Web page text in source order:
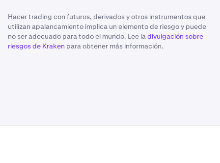
Hacer trading con futuros, derivados y otros instrumentos que
utilizan apalancamiento implica un elemento de riesgo y puede
no ser adecuado para todo el mundo. Lee ladivulgación sobre
riesgos de Kraken para obtener más información.